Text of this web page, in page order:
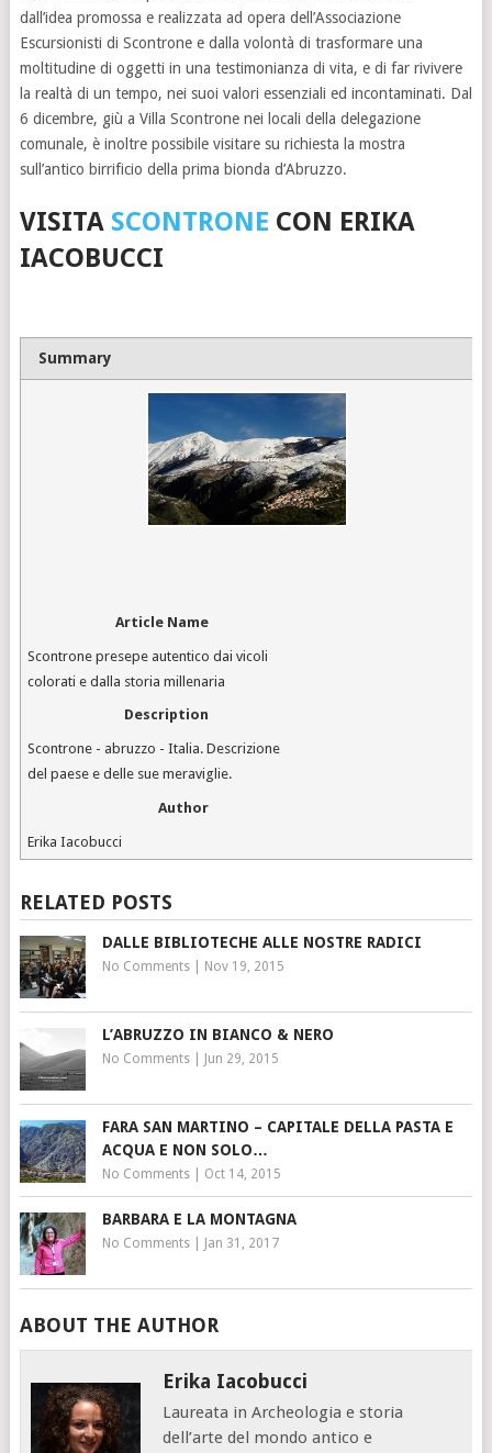
dall’idea promossa e realizzata ad opera dell’Associazione
Escursionisti di Scontrone e dalla volontà di trasformare una
moltitudine di oggetti in una testimonianza di vita, e di far rivivere
la realtà di un tempo, nei suoi valori essenziali ed incontaminati. Dal
6 dicembre, giù a Villa Scontrone nei locali della delegazione
comunale, è inoltre possibile visitare su richiesta la mostra
sull’antico birrificio della prima bionda d’Abruzzo.
VISITA SCONTRONE CON ERIKA
IACOBUCCI
Summary
Article Name
Scontrone presepe autentico dai vicoli
colorati e dalla storia millenaria
Description
Scontrone - abruzzo - Italia. Descrizione
del paese e delle sue meraviglie.
Author
Erika Iacobucci
RELATED POSTS
DALLE BIBLIOTECHE ALLE NOSTRE RADICI
No Comments| Nov 19, 2015
L’ABRUZZO IN BIANCO & NERO
No Comments| Jun 29, 2015
FARA SAN MARTINO – CAPITALE DELLA PASTA E
ACQUA E NON SOLO…
No Comments| Oct 14, 2015
BARBARA E LA MONTAGNA
No Comments| Jan 31, 2017
ABOUT THE AUTHOR
Erika Iacobucci
Laureata in Archeologia e storia
dell’arte del mondo antico e